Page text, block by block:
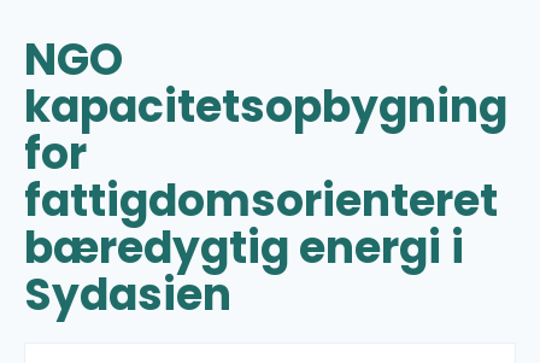
NGO
kapacitetsopbygning
for
fattigdomsorienteret
bæredygtig energi i
Sydasien